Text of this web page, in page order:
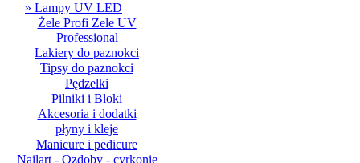
» Lampy UV LED
Żele Profi Zele UV
Professional
Lakiery do paznokci
Tipsy do paznokci
Pędzelki
Pilniki i Bloki
Akcesoria i dodatki
płyny i kleje
Manicure i pedicure
Nailart - Ozdoby - cyrkonie